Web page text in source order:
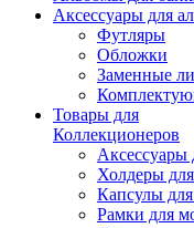
Аксессуары для
Футляры
Обложки
Заменные
Товары для
Коллекционеров
Аксессуары
Холдеры
Капсулы
Рамки для